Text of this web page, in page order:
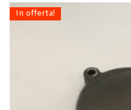
In offerta!